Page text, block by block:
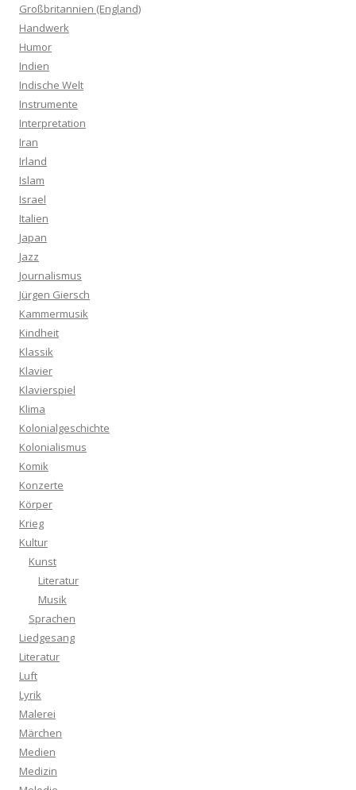
Großbritannien (England)
Handwerk
Humor
Indien
Indische Welt
Instrumente
Interpretation
Iran
Irland
Islam
Israel
Italien
Japan
Jazz
Journalismus
Jürgen Giersch
Kammermusik
Kindheit
Klassik
Klavier
Klavierspiel
Klima
Kolonialgeschichte
Kolonialismus
Komik
Konzerte
Körper
Krieg
Kultur
Kunst
Literatur
Musik
Sprachen
Liedgesang
Literatur
Luft
Lyrik
Malerei
Märchen
Medien
Medizin